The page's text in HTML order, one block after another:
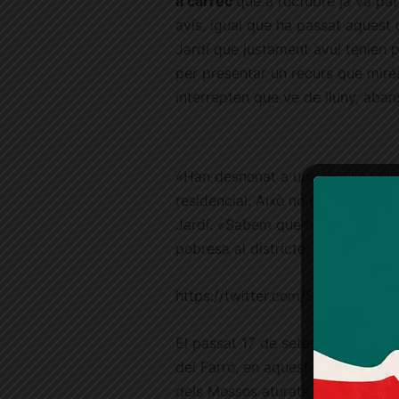
avís, igual que ha passat aquest
Jardí que justament avui tenien
per presentar un recurs que
interrepten que ve de lluny,
«Han desnonat a una família
residencial. Això no és tolerable
Jardí. «Sabem que hi ha certs
pobresa al districte, i
https://twitter.com/SHCassoles/
El passat 17 de setembre
del Farró, en aquest cas
dels Mossos aturats pels